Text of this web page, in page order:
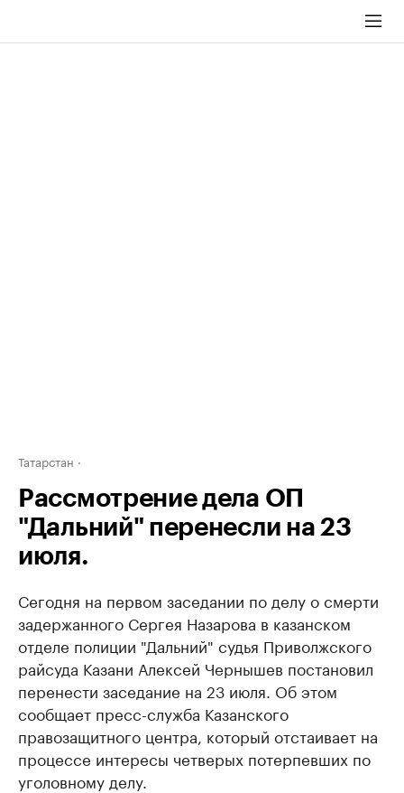
Татарстан
Рассмотрение дела ОП
"Дальний" перенесли на 23
июля.
Сегодня на первом заседании по делу о смерти
задержанного Сергея Назарова в казанском
отделе полиции "Дальний" судья Приволжского
райсуда Казани Алексей Чернышев постановил
перенести заседание на 23 июля. Об этом
сообщает пресс-служба Казанского
правозащитного центра, который отстаивает на
процессе интересы четверых потерпевших по
уголовному делу.